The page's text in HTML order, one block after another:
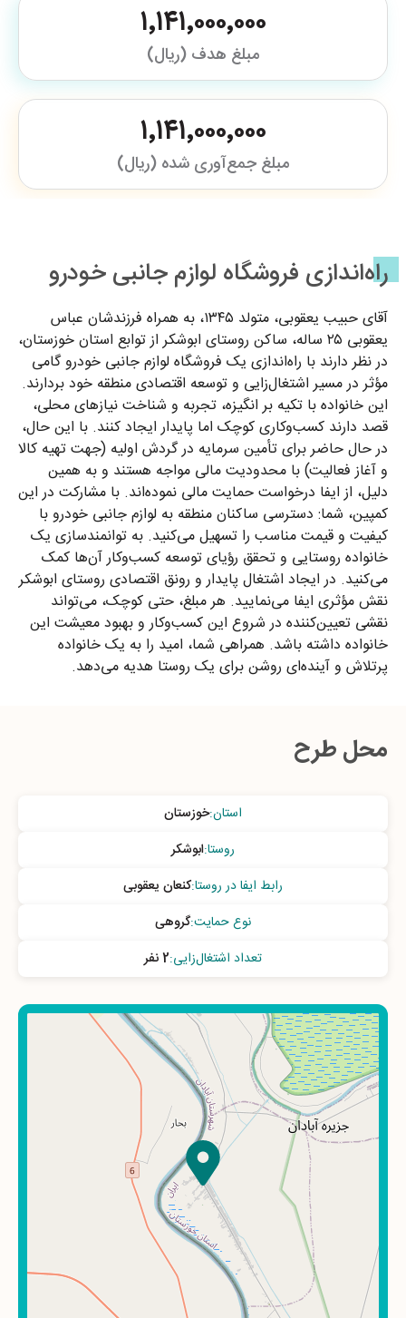
۱٬۱۴۱٬۰۰۰٬۰۰۰
مبلغ هدف (ریال)
۱٬۱۴۱٬۰۰۰٬۰۰۰
مبلغ جمع‌آوری شده (ریال)
راه‌اندازی فروشگاه لوازم جانبی خودرو
آقای حبیب یعقوبی، متولد ۱۳۴۵، به همراه فرزندشان عباس
یعقوبی ۲۵ ساله، ساکن روستای ابوشکر از توابع استان خوزستان،
در نظر دارند با راه‌اندازی یک فروشگاه لوازم جانبی خودرو گامی
مؤثر در مسیر اشتغال‌زایی و توسعه اقتصادی منطقه خود بردارند.
این خانواده با تکیه بر انگیزه، تجربه و شناخت نیازهای محلی،
قصد دارند کسب‌وکاری کوچک اما پایدار ایجاد کنند. با این حال،
در حال حاضر برای تأمین سرمایه در گردش اولیه (جهت تهیه کالا
و آغاز فعالیت) با محدودیت مالی مواجه هستند و به همین
دلیل، از ایفا درخواست حمایت مالی نموده‌اند. با مشارکت در این
کمپین، شما: دسترسی ساکنان منطقه به لوازم جانبی خودرو با
کیفیت و قیمت مناسب را تسهیل می‌کنید. به توانمندسازی یک
خانواده روستایی و تحقق رؤیای توسعه کسب‌وکار آن‌ها کمک
می‌کنید. در ایجاد اشتغال پایدار و رونق اقتصادی روستای ابوشکر
نقش مؤثری ایفا می‌نمایید. هر مبلغ، حتی کوچک، می‌تواند
نقشی تعیین‌کننده در شروع این کسب‌وکار و بهبود معیشت این
خانواده داشته باشد. همراهی شما، امید را به یک خانواده
پرتلاش و آینده‌ای روشن برای یک روستا هدیه می‌دهد.
محل طرح
استان:خوزستان
روستا:ابوشکر
رابط ایفا در روستا:کنعان یعقوبی
نوع حمایت:گروهی
تعداد اشتغال‌زایی:2 نفر